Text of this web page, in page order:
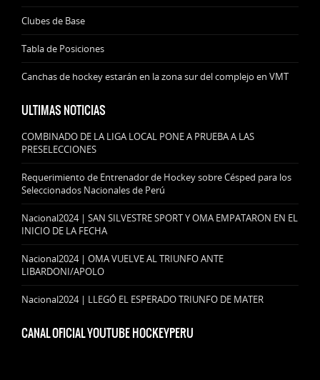
Clubes de Base
Tabla de Posiciones
Canchas de hockey estarán en la zona sur del complejo en VMT
ULTIMAS NOTICIAS
COMBINADO DE LA LIGA LOCAL PONE A PRUEBA A LAS
PRESELECCIONES
Requerimiento de Entrenador de Hockey sobre Césped para los
Seleccionados Nacionales de Perú
Nacional2024 | SAN SILVESTRE SPORT Y OMA EMPATARON EN EL
INICIO DE LA FECHA
Nacional2024 | OMA VUELVE AL TRIUNFO ANTE
LIBARDONI/APOLO
Nacional2024 | LLEGÓ EL ESPERADO TRIUNFO DE MATER
CANAL OFICIAL YOUTUBE HOCKEYPERU